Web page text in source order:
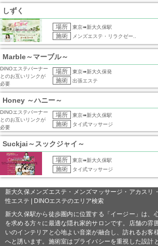
しずく
場所 東京➠新大久保駅
施術 メンズエステ・リラクゼー..
Marble～マーブル～
DINOエステバーナー
とのお互いリンクが
必要
場所 東京➠新大久保発
施術 出張エステ
Honey ～ハニー～
DINOエステバーナー
とのお互いリンクが
必要
場所 東京➠新大久保駅
施術 タイ式マッサージ
Suckjai～スックジャイ～
場所 東京➠新大久保駅
施術 タイ式マッサージ
新大久保メンズエステ・メンズマッサージ・アカスリ
性エステ | DINOエステのエリア検索
新大久保駅から徒歩圏内に位置する「イージー」は、
を求める方々に最適な隠れ家的サロンです。店舗の雰
いのインテリアと心地よい音楽が融合し、訪れるお客
へと誘います。施術室はプライバシーを重視した設計